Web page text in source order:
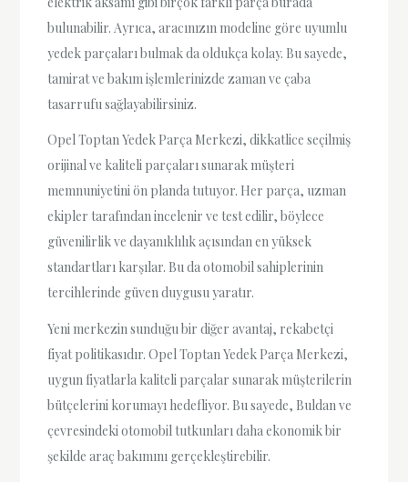
bulunabilir. Ayrıca, aracınızın modeline göre uyumlu
yedek parçaları bulmak da oldukça kolay. Bu sayede,
tamirat ve bakım işlemlerinizde zaman ve çaba
tasarrufu sağlayabilirsiniz.
Opel Toptan Yedek Parça Merkezi, dikkatlice seçilmiş
orijinal ve kaliteli parçaları sunarak müşteri
memnuniyetini ön planda tutuyor. Her parça, uzman
ekipler tarafından incelenir ve test edilir, böylece
güvenilirlik ve dayanıklılık açısından en yüksek
standartları karşılar. Bu da otomobil sahiplerinin
tercihlerinde güven duygusu yaratır.
Yeni merkezin sunduğu bir diğer avantaj, rekabetçi
fiyat politikasıdır. Opel Toptan Yedek Parça Merkezi,
uygun fiyatlarla kaliteli parçalar sunarak müşterilerin
bütçelerini korumayı hedefliyor. Bu sayede, Buldan ve
çevresindeki otomobil tutkunları daha ekonomik bir
şekilde araç bakımını gerçekleştirebilir.